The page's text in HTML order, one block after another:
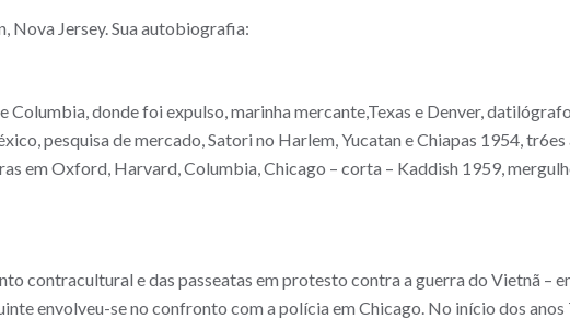
Nova Jersey. Sua autobiografia:
Columbia, donde foi expulso, marinha mercante,Texas e Denver,
pesquisa de mercado, Satori no Harlem, Yucatan e Chiapas 1954, tr6es
em Oxford, Harvard, Columbia, Chicago – corta – Kaddish 1959,
contracultural e das passeatas em protesto contra a guerra do Vietnã –
envolveu-se no confronto com a polícia em Chicago. No início dos anos